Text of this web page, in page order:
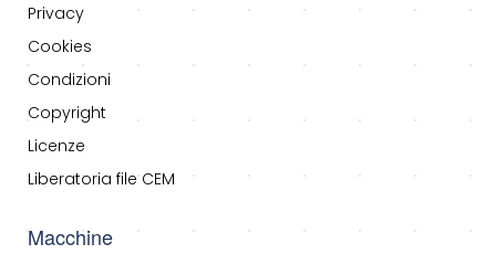
Privacy
Cookies
Condizioni
Copyright
Licenze
Liberatoria file CEM
Macchine